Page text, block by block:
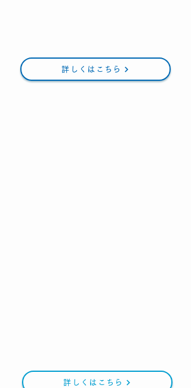
詳しくはこちら
詳しくはこちら